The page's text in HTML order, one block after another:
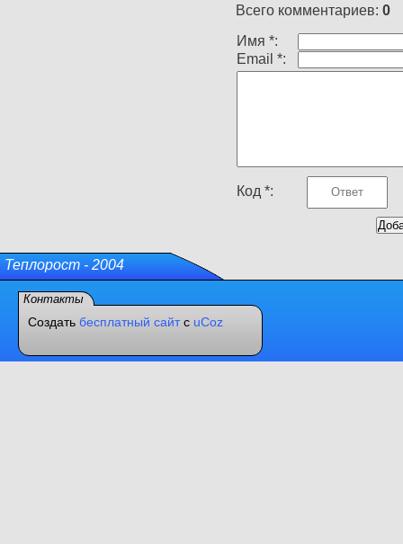
Всего комментариев: 0
Имя *:
Email *:
Код *:
Теплорост - 2004
Контакты
Создать бесплатный сайтс uCoz